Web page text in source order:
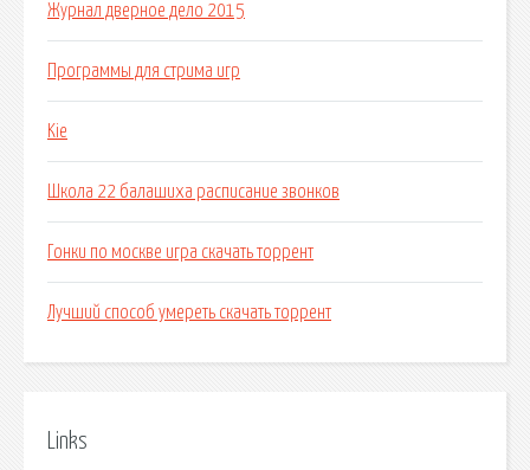
Журнал дверное дело 2015
Программы для стрима игр
Kie
Школа 22 балашиха расписание звонков
Гонки по москве игра скачать торрент
Лучший способ умереть скачать торрент
Links